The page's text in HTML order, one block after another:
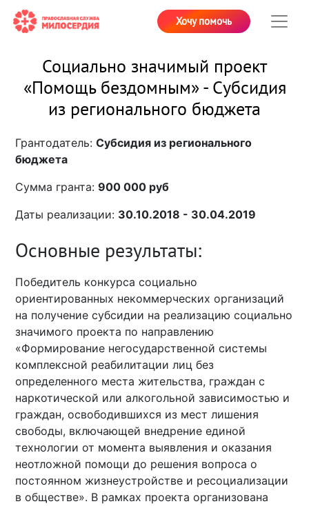
Хочу помочь
Социально значимый проект
«Помощь бездомным» - Субсидия
из регионального бюджета
Грантодатель:Субсидия из регионального
бюджета
Сумма гранта:900 000 руб
Даты реализации: 30.10.2018 - 30.04.2019
Основные результаты:
Победитель конкурса социально
ориентированных некоммерческих организаций
на получение субсидии на реализацию социально
значимого проекта по направлению
«Формирование негосударственной системы
комплексной реабилитации лиц без
определенного места жительства, граждан с
наркотической или алкогольной зависимостью и
граждан, освободившихся из мест лишения
свободы, включающей внедрение единой
технологии от момента выявления и оказания
неотложной помощи до решения вопроса о
постоянном жизнеустройстве и ресоциализации
в обществе». В рамках проекта организована